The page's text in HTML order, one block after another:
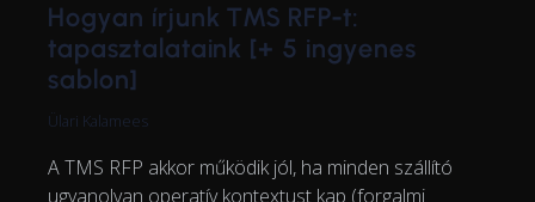
Hogyan írjunk TMS RFP-t:
tapasztalataink [+ 5 ingyenes
sablon]
Ülari Kalamees
A TMS RFP akkor működik jól, ha minden szállító
ugyanolyan operatív kontextust kap (forgalmi